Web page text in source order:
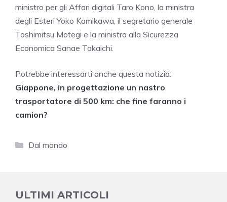
ministro per gli Affari digitali Taro Kono, la ministra
degli Esteri Yoko Kamikawa, il segretario generale
Toshimitsu Motegi e la ministra alla Sicurezza
Economica Sanae Takaichi.
Potrebbe interessarti anche questa notizia:
Giappone, in progettazione un nastro
trasportatore di 500 km: che fine faranno i
camion?
Categorie
Dal mondo
ULTIMI ARTICOLI